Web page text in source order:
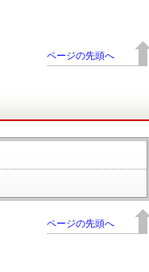
ページの先頭へ
ページの先頭へ